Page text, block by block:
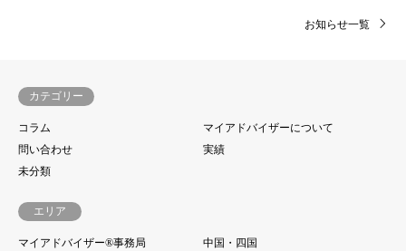
お知らせ一覧
カテゴリー
コラム
マイアドバイザーについて
問い合わせ
実績
未分類
エリア
マイアドバイザー®事務局 中国・四国